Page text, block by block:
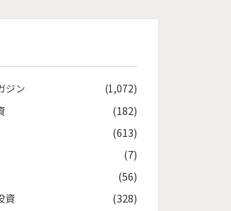
ジン (1,072)
(182)
(613)
(7)
(56)
資
(328)